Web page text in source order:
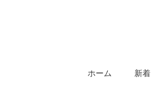
ホーム 新着